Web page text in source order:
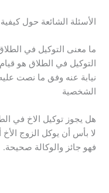
الأسئلة الشائعة حول
ما معنى التوكيل في
التوكيل في الطلاق هو
الشخصية
هل يجوز توكيل الاخ في
لا بأس أن يوكل الزوج
فهو جائز والوكالة صحيحة.